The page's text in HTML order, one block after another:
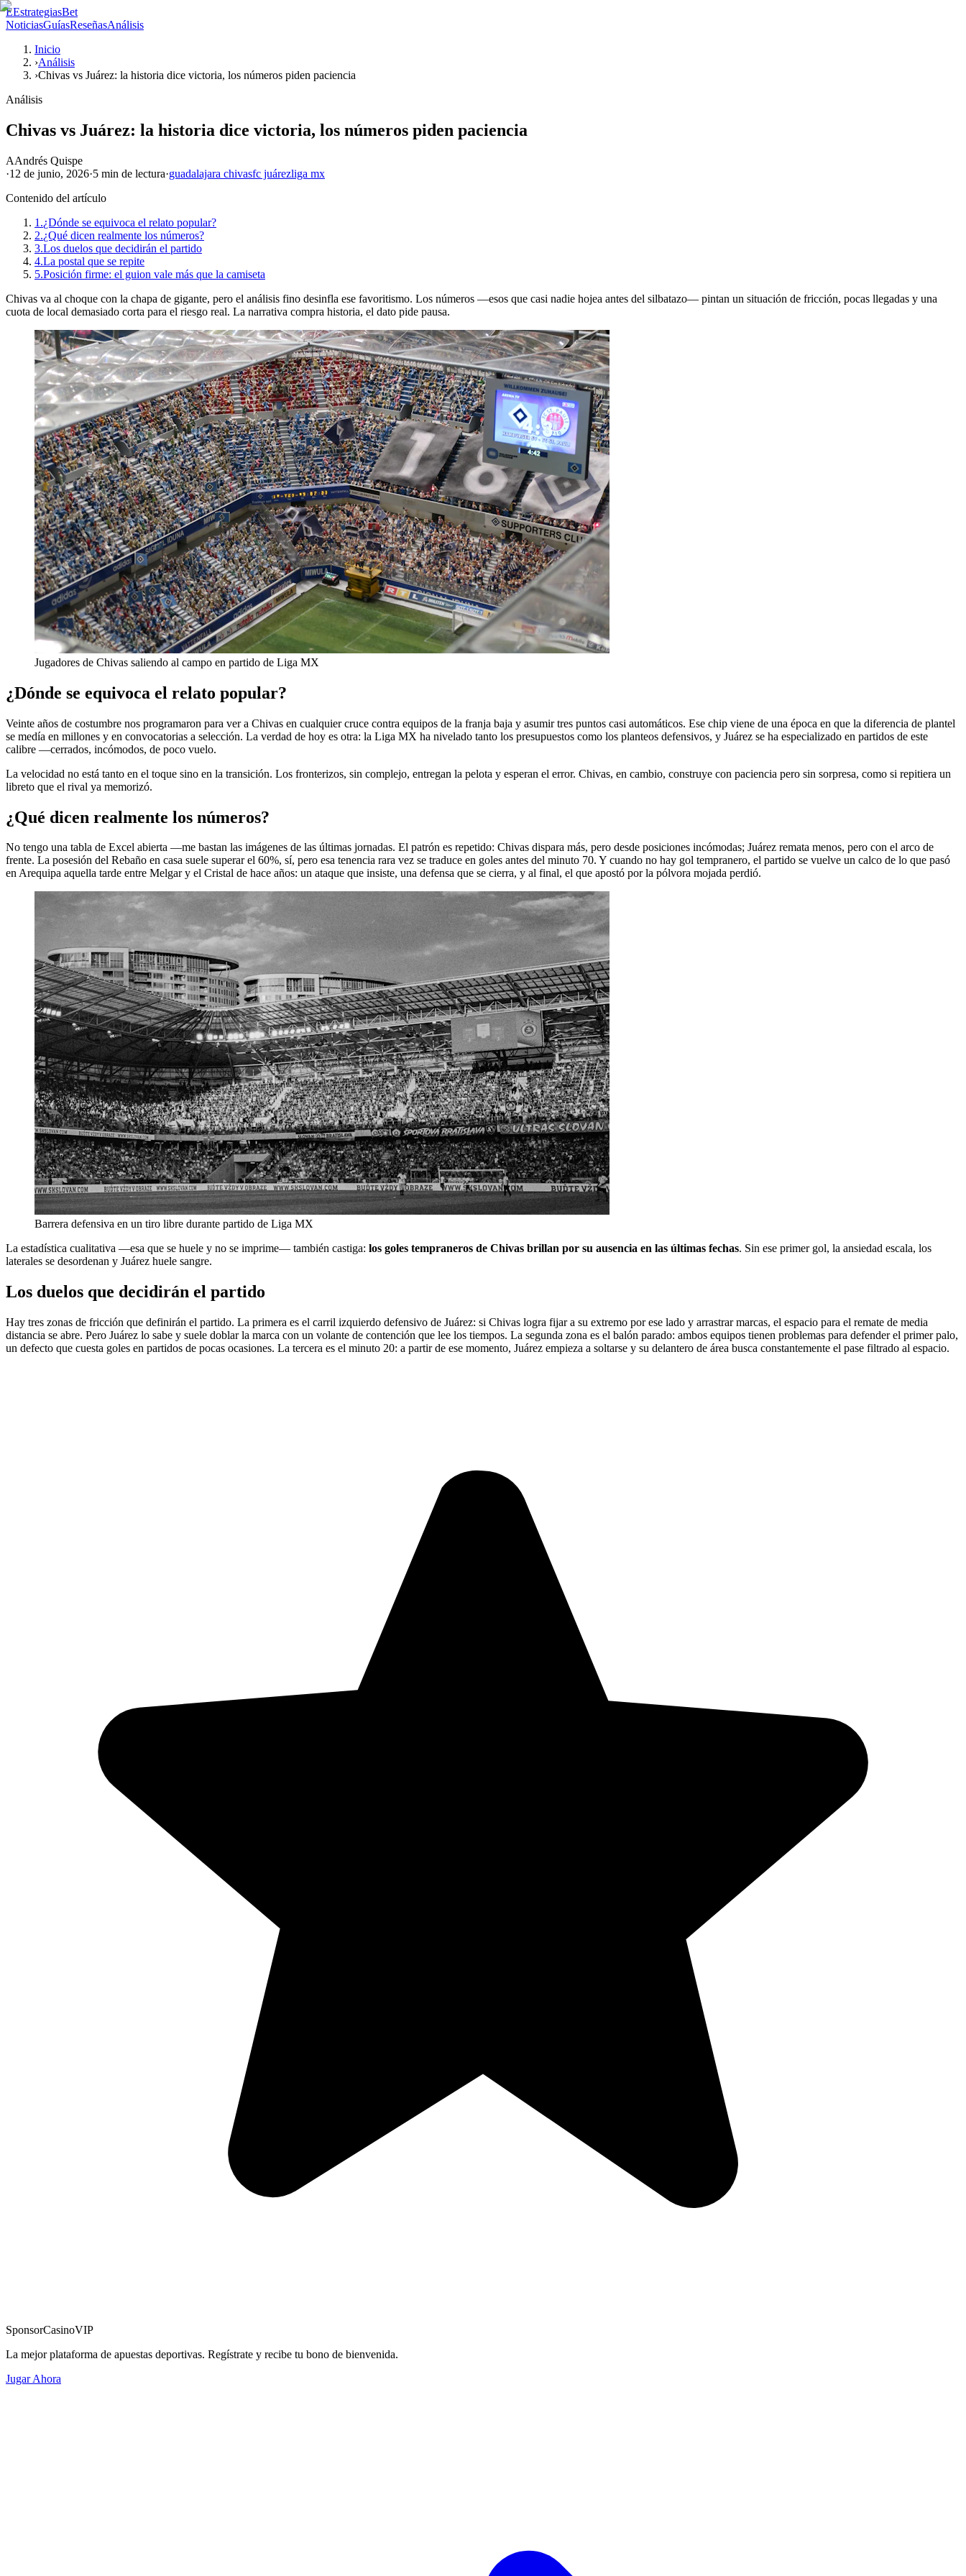
EEstrategiasBet
NoticiasGuíasReseñasAnálisis
Inicio
›Análisis
›Chivas vs Juárez: la historia dice victoria, los números piden paciencia
Análisis
Chivas vs Juárez: la historia dice victoria, los números piden paciencia
AAndrés Quispe
·12 de junio, 2026·5 min de lectura·guadalajara chivasfc juárezliga mx
Contenido del artículo
1.¿Dónde se equivoca el relato popular?
2.¿Qué dicen realmente los números?
3.Los duelos que decidirán el partido
4.La postal que se repite
5.Posición firme: el guion vale más que la camiseta
Chivas va al choque con la chapa de gigante, pero el análisis fino desinfla ese favoritismo. Los números —esos que casi nadie hojea antes del silbatazo— pintan un situación de fricción, pocas llegadas y una
cuota de local demasiado corta para el riesgo real. La narrativa compra historia, el dato pide pausa.
Jugadores de Chivas saliendo al campo en partido de Liga MX
¿Dónde se equivoca el relato popular?
Veinte años de costumbre nos programaron para ver a Chivas en cualquier cruce contra equipos de la franja baja y asumir tres puntos casi automáticos. Ese chip viene de una época en que la diferencia de plantel
se medía en millones y en convocatorias a selección. La verdad de hoy es otra: la Liga MX ha nivelado tanto los presupuestos como los planteos defensivos, y Juárez se ha especializado en partidos de este
calibre —cerrados, incómodos, de poco vuelo.
La velocidad no está tanto en el toque sino en la transición. Los fronterizos, sin complejo, entregan la pelota y esperan el error. Chivas, en cambio, construye con paciencia pero sin sorpresa, como si repitiera un
libreto que el rival ya memorizó.
¿Qué dicen realmente los números?
No tengo una tabla de Excel abierta —me bastan las imágenes de las últimas jornadas. El patrón es repetido: Chivas dispara más, pero desde posiciones incómodas; Juárez remata menos, pero con el arco de
frente. La posesión del Rebaño en casa suele superar el 60%, sí, pero esa tenencia rara vez se traduce en goles antes del minuto 70. Y cuando no hay gol tempranero, el partido se vuelve un calco de lo que pasó
en Arequipa aquella tarde entre Melgar y el Cristal de hace años: un ataque que insiste, una defensa que se cierra, y al final, el que apostó por la pólvora mojada perdió.
Barrera defensiva en un tiro libre durante partido de Liga MX
La estadística cualitativa —esa que se huele y no se imprime— también castiga: los goles tempraneros de Chivas brillan por su ausencia en las últimas fechas. Sin ese primer gol, la ansiedad escala, los
laterales se desordenan y Juárez huele sangre.
Los duelos que decidirán el partido
Hay tres zonas de fricción que definirán el partido. La primera es el carril izquierdo defensivo de Juárez: si Chivas logra fijar a su extremo por ese lado y arrastrar marcas, el espacio para el remate de media
distancia se abre. Pero Juárez lo sabe y suele doblar la marca con un volante de contención que lee los tiempos. La segunda zona es el balón parado: ambos equipos tienen problemas para defender el primer palo,
un defecto que cuesta goles en partidos de pocas ocasiones. La tercera es el minuto 20: a partir de ese momento, Juárez empieza a soltarse y su delantero de área busca constantemente el pase filtrado al espacio.
SponsorCasinoVIP
La mejor plataforma de apuestas deportivas. Regístrate y recibe tu bono de bienvenida.
Jugar Ahora